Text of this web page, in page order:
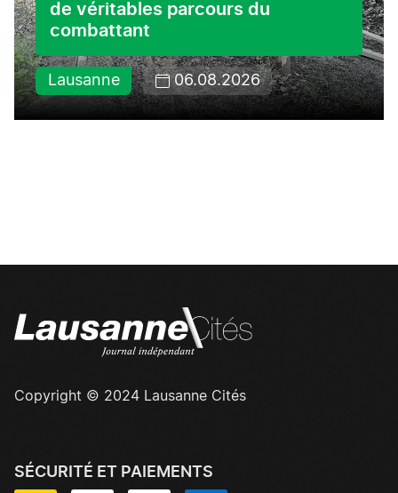
de véritables parcours du
combattant
Lausanne 06.08.2026
Copyright © 2024 Lausanne Cités
SÉCURITÉ ET PAIEMENTS